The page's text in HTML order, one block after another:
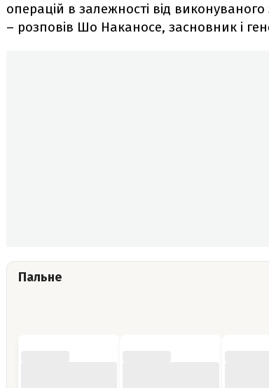
операцій в залежності від
– розповів Шо Наканосе, засновник і
Пальне